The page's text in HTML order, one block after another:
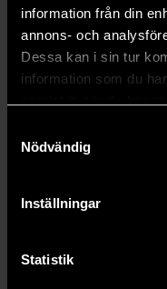
information från din
annons- och
Dessa kan i sin tur
information som du
Nödvändig
Inställningar
Statistik
449 kr
Beställ